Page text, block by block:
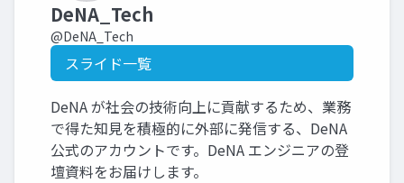
DeNA_Tech
@DeNA_Tech
スライド一覧
DeNA が社会の技術向上に貢献するため、業務
で得た知見を積極的に外部に発信する、DeNA
公式のアカウントです。DeNA エンジニアの登
壇資料をお届けします。